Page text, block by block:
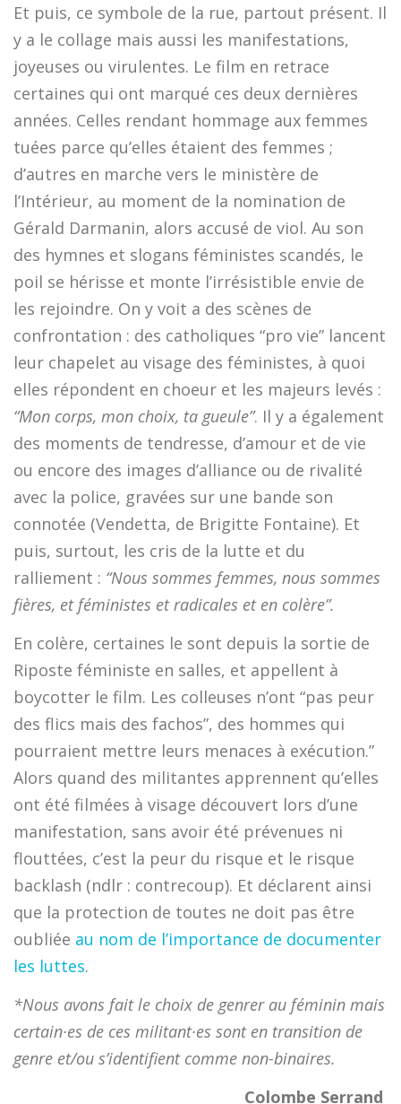
Et puis, ce symbole de la rue, partout présent. Il
y a le collage mais aussi les manifestations,
joyeuses ou virulentes. Le film en retrace
certaines qui ont marqué ces deux dernières
années. Celles rendant hommage aux femmes
tuées parce qu’elles étaient des femmes ;
d’autres en marche vers le ministère de
l’Intérieur, au moment de la nomination de
Gérald Darmanin, alors accusé de viol. Au son
des hymnes et slogans féministes scandés, le
poil se hérisse et monte l’irrésistible envie de
les rejoindre. On y voit a des scènes de
confrontation : des catholiques “pro vie” lancent
leur chapelet au visage des féministes, à quoi
elles répondent en choeur et les majeurs levés :
“Mon corps, mon choix, ta gueule”. Il y a également
des moments de tendresse, d’amour et de vie
ou encore des images d’alliance ou de rivalité
avec la police, gravées sur une bande son
connotée (Vendetta, de Brigitte Fontaine). Et
puis, surtout, les cris de la lutte et du
ralliement : “Nous sommes femmes, nous sommes
fières, et féministes et radicales et en colère”.
En colère, certaines le sont depuis la sortie de
Riposte féministe en salles, et appellent à
boycotter le film. Les colleuses n’ont “pas peur
des flics mais des fachos”, des hommes qui
pourraient mettre leurs menaces à exécution.”
Alors quand des militantes apprennent qu’elles
ont été filmées à visage découvert lors d’une
manifestation, sans avoir été prévenues ni
flouttées, c’est la peur du risque et le risque
backlash (ndlr : contrecoup). Et déclarent ainsi
que la protection de toutes ne doit pas être
oubliée au nom de l’importance de documenter
les luttes.
*Nous avons fait le choix de genrer au féminin mais
certain·es de ces militant·es sont en transition de
genre et/ou s’identifient comme non-binaires.
Colombe Serrand